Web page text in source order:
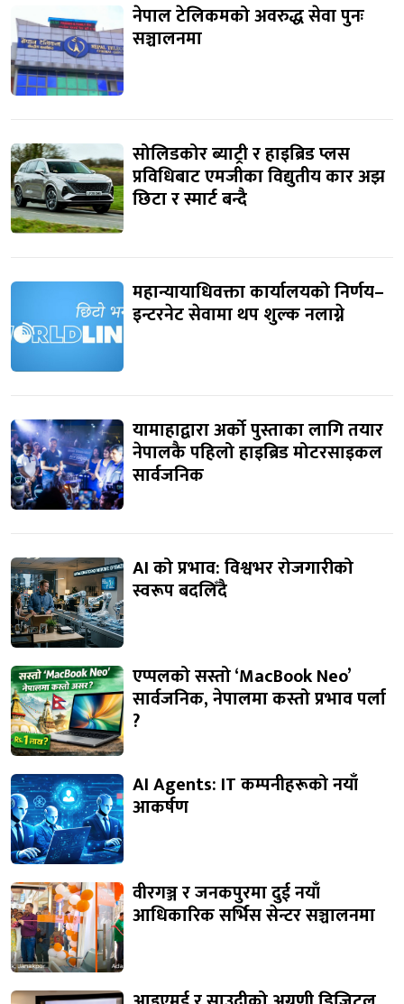
नेपाल टेलिकमको अवरुद्ध सेवा पुनः
सञ्चालनमा
सोलिडकोर ब्याट्री र हाइब्रिड प्लस
प्रविधिबाट एमजीका विद्युतीय कार अझ
छिटा र स्मार्ट बन्दै
महान्यायाधिवक्ता कार्यालयको निर्णय–
इन्टरनेट सेवामा थप शुल्क नलाग्ने
यामाहाद्वारा अर्को पुस्ताका लागि तयार
नेपालकै पहिलो हाइब्रिड मोटरसाइकल
सार्वजनिक
AI को प्रभाव: विश्वभर रोजगारीको
स्वरूप बदलिँदै
एप्पलको सस्तो ‘MacBook Neo’
सार्वजनिक, नेपालमा कस्तो प्रभाव पर्ला
?
AI Agents: IT कम्पनीहरूको नयाँ
आकर्षण
वीरगञ्ज र जनकपुरमा दुई नयाँ
आधिकारिक सर्भिस सेन्टर सञ्चालनमा